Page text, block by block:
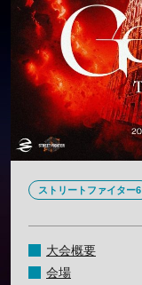
ストリートファイター6
大会概要
会場